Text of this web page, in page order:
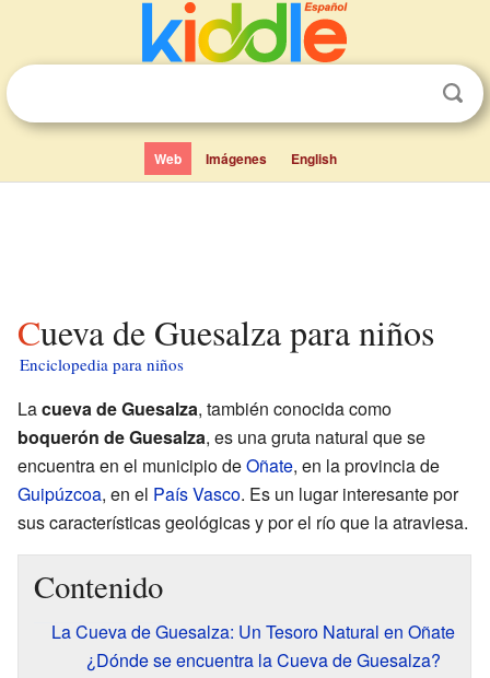
Web Imágenes English
Cueva de Guesalza para niños
Enciclopedia para niños
Lacueva de Guesalza, también conocida como
boquerón de Guesalza, es una gruta natural que se
encuentra en el municipio deOñate, en la provincia de
Guipúzcoa, en el País Vasco. Es un lugar interesante por
sus características geológicas y por el río que la atraviesa.
Contenido
La Cueva de Guesalza: Un Tesoro Natural en Oñate
¿Dónde se encuentra la Cueva de Guesalza?